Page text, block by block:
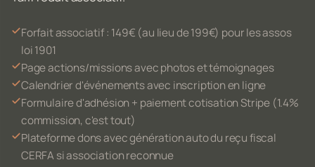
Forfait associatif : 149€ (au lieu de 199€) pour les assos
loi 1901
Page actions/missions avec photos et témoignages
Calendrier d'événements avec inscription en ligne
Formulaire d'adhésion + paiement cotisation Stripe (1.4%
commission, c'est tout)
Plateforme dons avec génération auto du reçu fiscal
CERFA si association reconnue